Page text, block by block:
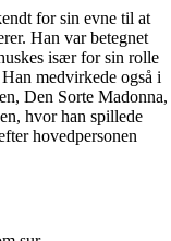
for sin evne til at
Han var betegnet
især for sin rolle
medvirkede også i
Den Sorte Madonna,
hvor han spillede
hovedpersonen